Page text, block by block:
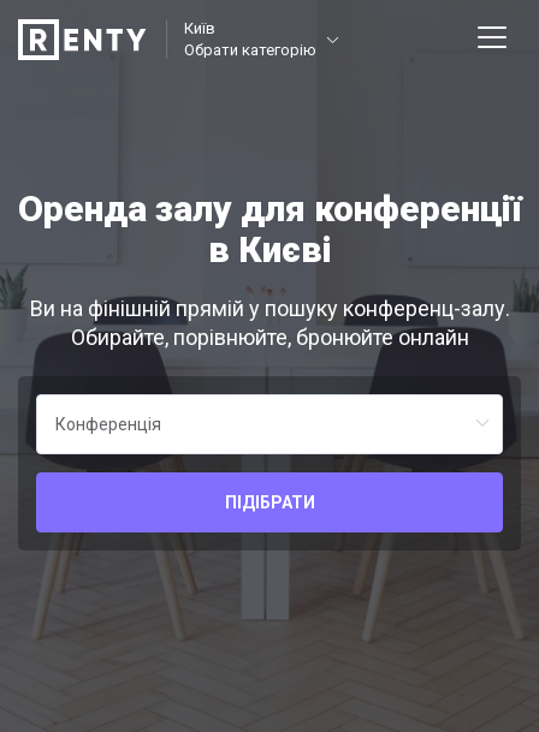
Київ
Обрати категорію
Оренда залу для конференції
в Києві
Ви на фінішній прямій у пошуку конференц-залу.
Обирайте, порівнюйте, бронюйте онлайн
ПІДІБРАТИ